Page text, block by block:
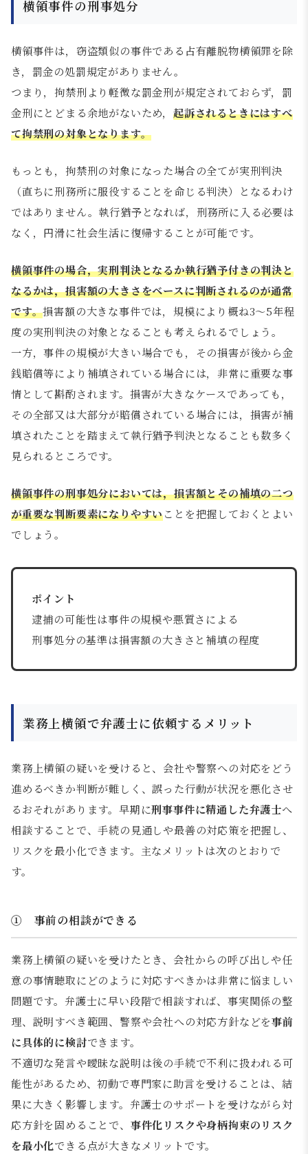
横領事件の刑事処分
横領事件は，窃盗類似の事件である占有離脱物横領罪を除
き，罰金の処罰規定がありません。
つまり，拘禁刑より軽微な罰金刑が規定されておらず，罰
金刑にとどまる余地がないため， 起訴されるときにはすべ
て拘禁刑の対象となります。
もっとも，拘禁刑の対象になった場合の全てが実刑判決
（直ちに刑務所に服役することを命じる判決）となるわけ
ではありません。執行猶予となれば，刑務所に入る必要は
なく，円滑に社会生活に復帰することが可能です。
横領事件の場合，実刑判決となるか執行猶予付きの判決と
なるかは，損害額の大きさをベースに判断されるのが通常
です。損害額の大きな事件では，規模により概ね3～5年程
度の実刑判決の対象となることも考えられるでしょう。
一方，事件の規模が大きい場合でも，その損害が後から金
銭賠償等により補填されている場合には，非常に重要な事
情として斟酌されます。損害が大きなケースであっても，
その全部又は大部分が賠償されている場合には，損害が補
填されたことを踏まえて執行猶予判決となることも数多く
見られるところです。
横領事件の刑事処分においては，損害額とその補填の二つ
が重要な判断要素になりやすいことを把握しておくとよい
でしょう。
ポイント
逮捕の可能性は事件の規模や悪質さによる
刑事処分の基準は損害額の大きさと補填の程度
業務上横領で弁護士に依頼するメリット
業務上横領の疑いを受けると、会社や警察への対応をどう
進めるべきか判断が難しく、誤った行動が状況を悪化させ
るおそれがあります。早期に刑事事件に精通した弁護士へ
相談することで、手続の見通しや最善の対応策を把握し、
リスクを最小化できます。主なメリットは次のとおりで
す。
① 事前の相談ができる
業務上横領の疑いを受けたとき、会社からの呼び出しや任
意の事情聴取にどのように対応すべきかは非常に悩ましい
問題です。弁護士に早い段階で相談すれば、事実関係の整
理、説明すべき範囲、警察や会社への対応方針などを事前
に具体的に検討できます。
不適切な発言や曖昧な説明は後の手続で不利に扱われる可
能性があるため、初動で専門家に助言を受けることは、結
果に大きく影響します。弁護士のサポートを受けながら対
応方針を固めることで、 事件化リスクや身柄拘束のリスク
を最小化できる点が大きなメリットです。